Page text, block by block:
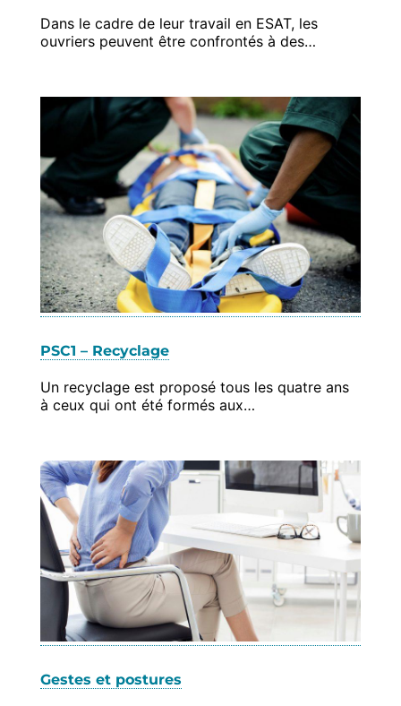
Dans le cadre de leur travail en ESAT, les
ouvriers peuvent être confrontés à des…
PSC1 – Recyclage
Un recyclage est proposé tous les quatre ans
à ceux qui ont été formés aux…
Gestes et postures